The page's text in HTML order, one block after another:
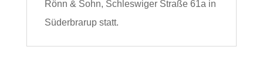
Rönn & Sohn, Schleswiger Straße 61a in
Süderbrarup statt.